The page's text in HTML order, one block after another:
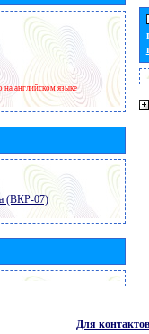
на английском языке
(ВКР-07)
Для контактов